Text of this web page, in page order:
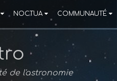
NOCTUA COMMUNAUTÉ
de l'astronomie